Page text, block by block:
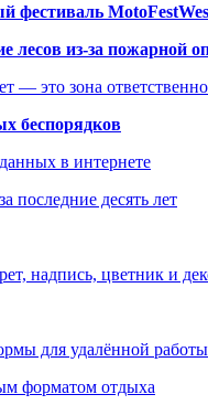
фестиваль
лесов из-за пожарной
— это зона
беспорядков
в интернете
последние десять лет
надпись, цветник и
для удалённой работы
форматом отдыха